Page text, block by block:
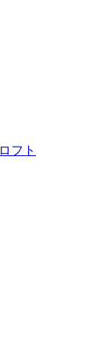
フト